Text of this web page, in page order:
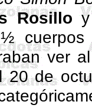
Rosillo
½
ver al
20 de